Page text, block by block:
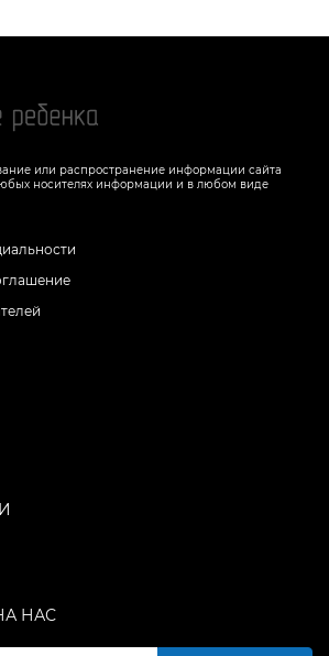
или распространение информации сайта
носителях информации и в любом виде
НАС